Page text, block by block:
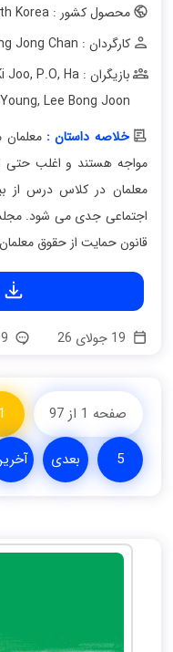
محصول کشور : South Korea
کارگردان : Hong Jong Chan
بازیگران : Kim Mu Yeol
Joo, P.O, Ha
Young, Lee Bong Joon
خلاصه داستان :
مواجه هستند و اغلب حتی
معلمان در کلاس درس از
اجتماعی جدی می شود.
قانون حمایت از حقوق
صفحه 1 از 97 1
5 بعدی